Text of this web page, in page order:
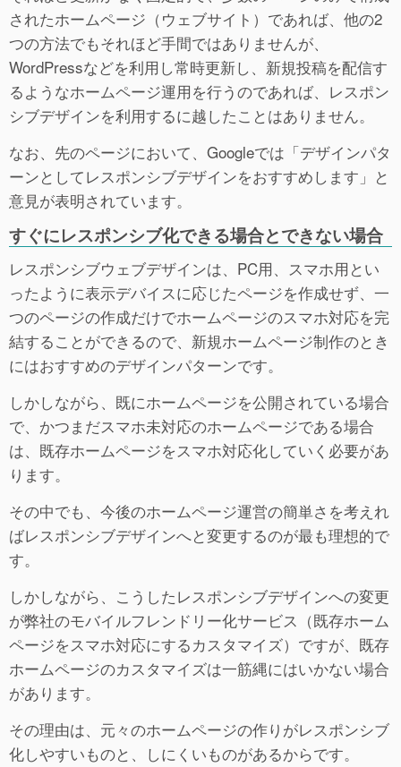
されたホームページ（ウェブサイト）であれば、他の2
つの方法でもそれほど手間ではありませんが、
WordPressなどを利用し常時更新し、新規投稿を配信す
るようなホームページ運用を行うのであれば、レスポン
シブデザインを利用するに越したことはありません。
なお、先のページにおいて、Googleでは「デザインパタ
ーンとしてレスポンシブデザインをおすすめします」と
意見が表明されています。
すぐにレスポンシブ化できる場合とできない場合
レスポンシブウェブデザインは、PC用、スマホ用とい
ったように表示デバイスに応じたページを作成せず、一
つのページの作成だけでホームページのスマホ対応を完
結することができるので、新規ホームページ制作のとき
にはおすすめのデザインパターンです。
しかしながら、既にホームページを公開されている場合
で、かつまだスマホ未対応のホームページである場合
は、既存ホームページをスマホ対応化していく必要があ
ります。
その中でも、今後のホームページ運営の簡単さを考えれ
ばレスポンシブデザインへと変更するのが最も理想的で
す。
しかしながら、こうしたレスポンシブデザインへの変更
が弊社のモバイルフレンドリー化サービス（既存ホーム
ページをスマホ対応にするカスタマイズ）ですが、既存
ホームページのカスタマイズは一筋縄にはいかない場合
があります。
その理由は、元々のホームページの作りがレスポンシブ
化しやすいものと、しにくいものがあるからです。